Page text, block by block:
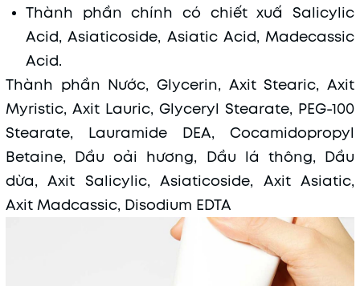
Thành phần chính có chiết xuấ Salicylic
Acid, Asiaticoside, Asiatic Acid, Madecassic
Acid.
Thành phần Nước, Glycerin, Axit Stearic, Axit
Myristic, Axit Lauric, Glyceryl Stearate, PEG-100
Stearate, Lauramide DEA, Cocamidopropyl
Betaine, Dầu oải hương, Dầu lá thông, Dầu
dừa, Axit Salicylic, Asiaticoside, Axit Asiatic,
Axit Madcassic, Disodium EDTA